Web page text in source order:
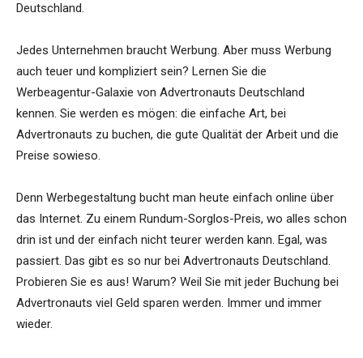
Deutschland.
Jedes Unternehmen braucht Werbung. Aber muss Werbung
auch teuer und kompliziert sein? Lernen Sie die
Werbeagentur-Galaxie von Advertronauts Deutschland
kennen. Sie werden es mögen: die einfache Art, bei
Advertronauts zu buchen, die gute Qualität der Arbeit und die
Preise sowieso.
Denn Werbegestaltung bucht man heute einfach online über
das Internet. Zu einem Rundum-Sorglos-Preis, wo alles schon
drin ist und der einfach nicht teurer werden kann. Egal, was
passiert. Das gibt es so nur bei Advertronauts Deutschland.
Probieren Sie es aus! Warum? Weil Sie mit jeder Buchung bei
Advertronauts viel Geld sparen werden. Immer und immer
wieder.